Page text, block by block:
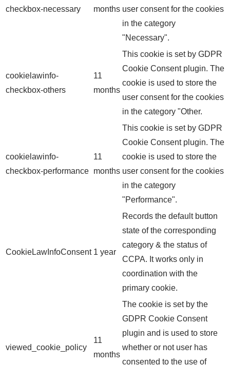
checkbox-necessary
months user consent for the cookies
in the category
"Necessary".
cookielawinfo-
checkbox-others
11
months
This cookie is set by GDPR
Cookie Consent plugin. The
cookie is used to store the
user consent for the cookies
in the category "Other.
cookielawinfo-
checkbox-performance
11
months
This cookie is set by GDPR
Cookie Consent plugin. The
cookie is used to store the
user consent for the cookies
in the category
"Performance".
CookieLawInfoConsent 1 year
Records the default button
state of the corresponding
category & the status of
CCPA. It works only in
coordination with the
primary cookie.
viewed_cookie_policy
11
months
The cookie is set by the
GDPR Cookie Consent
plugin and is used to store
whether or not user has
consented to the use of